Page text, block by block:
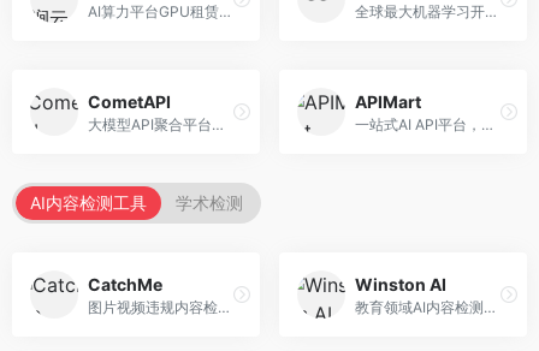
AI算力平台GPU租赁服务，专注于弹性算力。面向开发者和研究者，提供GPU租赁、弹性调度、成本优化等服务，算力灵活。 全球最大机器学习开源社区，整合模型库与开发工具。面向AI研究者和开发者，提供开源模型、数据集、开发工具等资源，开源生态最完善。
CometAPI
大模型API聚合平台，整合多种AI模型服务。面向开发者，提供统一接口、模型切换、监控分析等服务，API管理便捷。
APIMart
一站式AI API平台，整合多种AI服务。面向开发者，提供模型API、图像处理、语音识别等服务，API种类丰富。
AI内容检测工具 学术检测
CatchMe
图片视频违规内容检测平台，专注于视觉内容安全。面向内容平台，提供图片审核、视频审核、直播监控等服务，视觉检测专业。
Winston AI
教育领域AI内容检测平台，专注于学术诚信。面向教育机构，提供AI内容检测、抄袭检测、报告生成等服务，教育适配性强。